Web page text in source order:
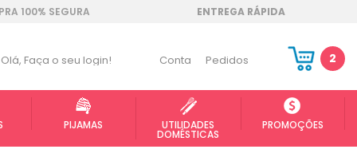
100% SEGURA ENTREGA RÁPIDA
Olá, Faça o seu login! Conta Pedidos 2
PIJAMAS UTILIDADES
DOMÉSTICAS
PROMOÇÕES